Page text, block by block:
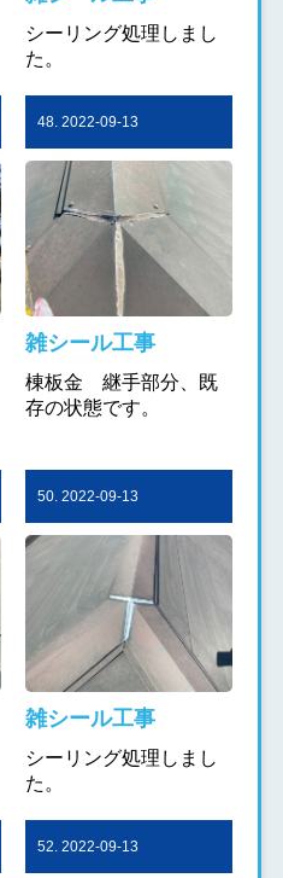
シーリング処理しまし
た。
48. 2022-09-13
雑シール工事
棟板金 継手部分、既
存の状態です。
50. 2022-09-13
雑シール工事
シーリング処理しまし
た。
52. 2022-09-13